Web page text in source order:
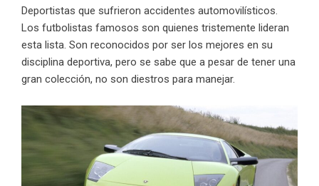
Deportistas que sufrieron accidentes automovilísticos.
Los futbolistas famosos son quienes tristemente lideran
esta lista. Son reconocidos por ser los mejores en su
disciplina deportiva, pero se sabe que a pesar de tener una
gran colección, no son diestros para manejar.